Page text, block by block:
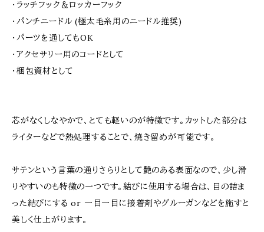
・ラッチフック＆ロッカーフック
・パンチニードル (極太毛糸用のニードル推奨)
・パーツを通してもOK
・アクセサリー用のコードとして
・梱包資材として
芯がなくしなやかで、とても軽いのが特徴です。カットした部分は
ライターなどで熱処理することで、焼き留めが可能です。
サテンという言葉の通りさらりとして艶のある表面なので、少し滑
りやすいのも特徴の一つです。結びに使用する場合は、目の詰ま
った結びにする or 一目一目に接着剤やグルーガンなどを施すと
美しく仕上がります。